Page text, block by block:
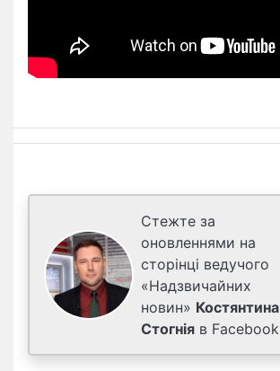
Стежте за
оновленнями на
сторінці ведучого
«Надзвичайних
новин» Костянтина
Стогнія в Facebook